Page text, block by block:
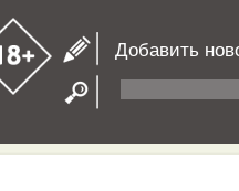
Добавить